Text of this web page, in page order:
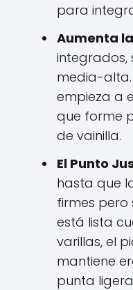
para
Aumenta
integrados,
media-
empieza a
que forme
de vainilla.
El Punto
hasta que
firmes pero
está lista
varillas, el
mantiene
punta